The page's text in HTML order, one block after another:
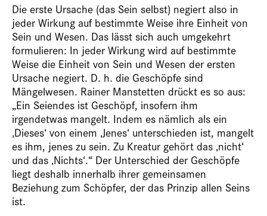
Die erste Ursache (das Sein selbst) negiert also in
jeder Wirkung auf bestimmte Weise ihre Einheit von
Sein und Wesen. Das lässt sich auch umgekehrt
formulieren: In jeder Wirkung wird auf bestimmte
Weise die Einheit von Sein und Wesen der ersten
Ursache negiert. D. h. die Geschöpfe sind
Mängelwesen. Rainer Manstetten drückt es so aus:
„Ein Seiendes ist Geschöpf, insofern ihm
irgendetwas mangelt. Indem es nämlich als ein
‚Dieses‘ von einem ‚Jenes‘ unterschieden ist, mangelt
es ihm, jenes zu sein. Zu Kreatur gehört das ‚nicht‘
und das ‚Nichts‘.“ Der Unterschied der Geschöpfe
liegt deshalb innerhalb ihrer gemeinsamen
Beziehung zum Schöpfer, der das Prinzip allen Seins
ist.